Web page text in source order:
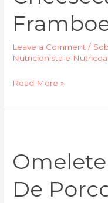
Leave a Comment /
Nutricionista e
Read More »
De
presunto
de
porco